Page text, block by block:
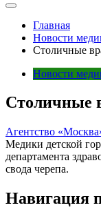
Главная
Новости
Столичные
Новости
Столичные
Агентство
Медики детской
департамента
свода черепа.
Навигация